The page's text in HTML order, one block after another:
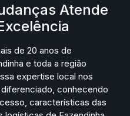
Atende
de 20 anos de
e toda a região
expertise local nos
conhecendo
características das